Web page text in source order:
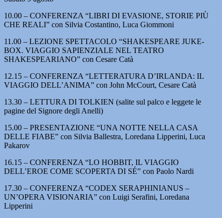
10.00 – CONFERENZA “LIBRI DI EVASIONE, STORIE PIÙ
CHE REALI” con Silvia Costantino, Luca Giommoni
11.00 – LEZIONE SPETTACOLO “SHAKESPEARE JUKE-
BOX. VIAGGIO SAPIENZIALE NEL TEATRO
SHAKESPEARIANO” con Cesare Catà
12.15 – CONFERENZA “LETTERATURA D’IRLANDA: IL
VIAGGIO DELL’ANIMA” con John McCourt, Cesare Catà
13.30 – LETTURA DI TOLKIEN (salite sul palco e leggete le
pagine del Signore degli Anelli)
15.00 – PRESENTAZIONE “UNA NOTTE NELLA CASA
DELLE FIABE” con Silvia Ballestra, Loredana Lipperini, Luca
Pakarov
16.15 – CONFERENZA “LO HOBBIT, IL VIAGGIO
DELL’EROE COME SCOPERTA DI SÉ” con Paolo Nardi
17.30 – CONFERENZA “CODEX SERAPHINIANUS –
UN’OPERA VISIONARIA” con Luigi Serafini, Loredana
Lipperini